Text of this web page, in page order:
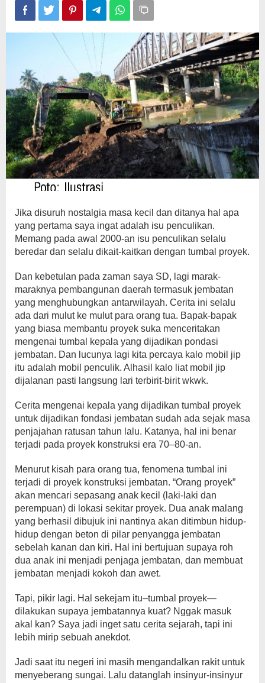
Jika disuruh nostalgia masa kecil dan ditanya hal apa
yang pertama saya ingat adalah isu penculikan.
Memang pada awal 2000-an isu penculikan selalu
beredar dan selalu dikait-kaitkan dengan tumbal proyek.
Dan kebetulan pada zaman saya SD, lagi marak-
maraknya pembangunan daerah termasuk jembatan
yang menghubungkan antarwilayah. Cerita ini selalu
ada dari mulut ke mulut para orang tua. Bapak-bapak
yang biasa membantu proyek suka menceritakan
mengenai tumbal kepala yang dijadikan pondasi
jembatan. Dan lucunya lagi kita percaya kalo mobil jip
itu adalah mobil penculik. Alhasil kalo liat mobil jip
dijalanan pasti langsung lari terbirit-birit wkwk.
Cerita mengenai kepala yang dijadikan tumbal proyek
untuk dijadikan fondasi jembatan sudah ada sejak masa
penjajahan ratusan tahun lalu. Katanya, hal ini benar
terjadi pada proyek konstruksi era 70–80-an.
Menurut kisah para orang tua, fenomena tumbal ini
terjadi di proyek konstruksi jembatan. “Orang proyek”
akan mencari sepasang anak kecil (laki-laki dan
perempuan) di lokasi sekitar proyek. Dua anak malang
yang berhasil dibujuk ini nantinya akan ditimbun hidup-
hidup dengan beton di pilar penyangga jembatan
sebelah kanan dan kiri. Hal ini bertujuan supaya roh
dua anak ini menjadi penjaga jembatan, dan membuat
jembatan menjadi kokoh dan awet.
Tapi, pikir lagi. Hal sekejam itu–tumbal proyek—
dilakukan supaya jembatannya kuat? Nggak masuk
akal kan? Saya jadi inget satu cerita sejarah, tapi ini
lebih mirip sebuah anekdot.
Jadi saat itu negeri ini masih mengandalkan rakit untuk
menyeberang sungai. Lalu datanglah insinyur-insinyur